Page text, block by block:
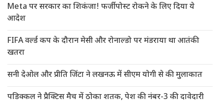
Meta पर सरकार का शिकंजा! फर्जी पोस्ट रोकने के लिए दिया ये
आदेश
FIFA वर्ल्ड कप के दौरान मेसी और रोनाल्डो पर मंडराया था आतंकी
खतरा
सनी देओल और प्रीति जिंटा ने लखनऊ में सीएम योगी से की मुलाकात
पडिक्कल ने प्रैक्टिस मैच में ठोका शतक, पेश की नंबर-3 की दावेदारी